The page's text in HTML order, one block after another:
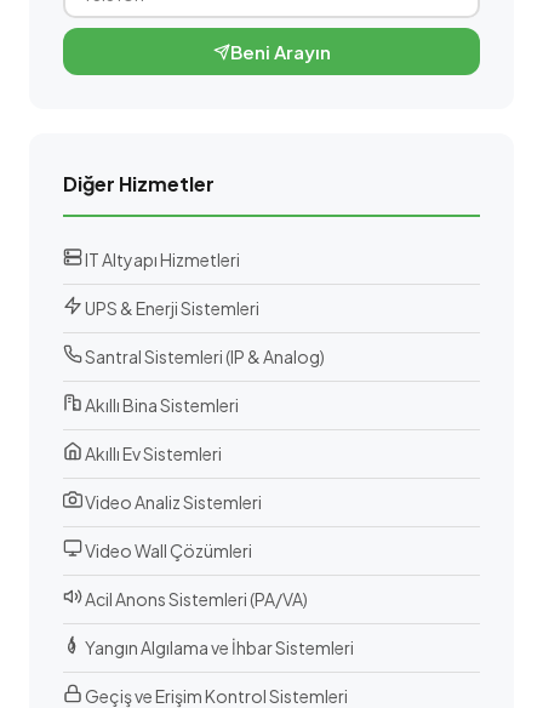
Beni Arayın
Diğer Hizmetler
IT Altyapı Hizmetleri
UPS & Enerji Sistemleri
Santral Sistemleri (IP & Analog)
Akıllı Bina Sistemleri
Akıllı Ev Sistemleri
Video Analiz Sistemleri
Video Wall Çözümleri
Acil Anons Sistemleri (PA/VA)
Yangın Algılama ve İhbar Sistemleri
Geçiş ve Erişim Kontrol Sistemleri